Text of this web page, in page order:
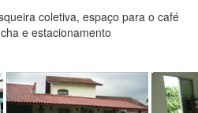
coletiva, espaço para o café
e estacionamento